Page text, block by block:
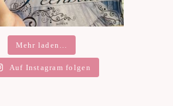
Mehr laden…
Auf Instagram folgen